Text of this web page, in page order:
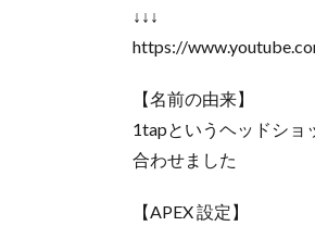
↓↓↓
https://
【名前の由来】
1tapというヘッドショ
合わせました
【APEX 設定】